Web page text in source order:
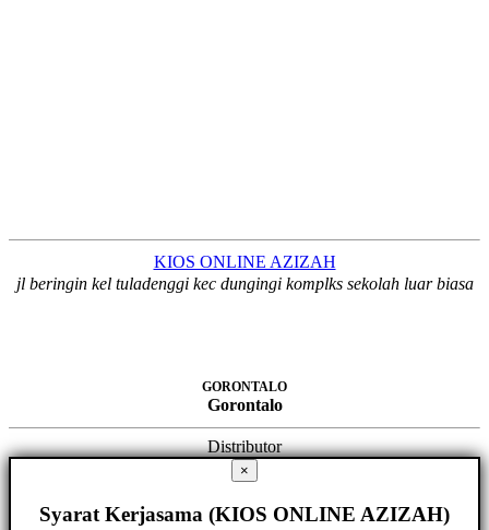
KIOS ONLINE AZIZAH
jl beringin kel tuladenggi kec dungingi komplks sekolah luar biasa
GORONTALO
Gorontalo
Distributor
×
Syarat Kerjasama (KIOS ONLINE AZIZAH)